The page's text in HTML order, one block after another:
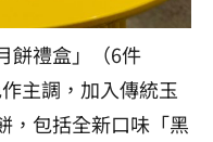
餅禮盒」（6件
主調，加入傳統玉
，包括全新口味「黑